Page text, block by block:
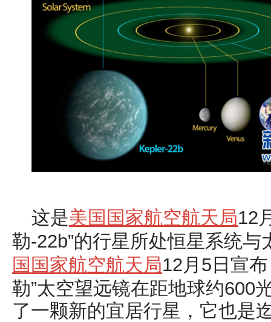
这是美国国家航空航天局12
勒-22b”的行星所处恒星系统
国国家航空航天局12月5 日 宣
勒”太空望远镜在距地球约600
了一颗新的宜居行星，它也是